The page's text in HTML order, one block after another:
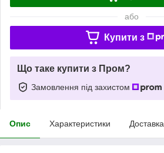
або
Купити з
Що таке купити з Пром?
Замовлення під захистом
Опис Характеристики Доставка